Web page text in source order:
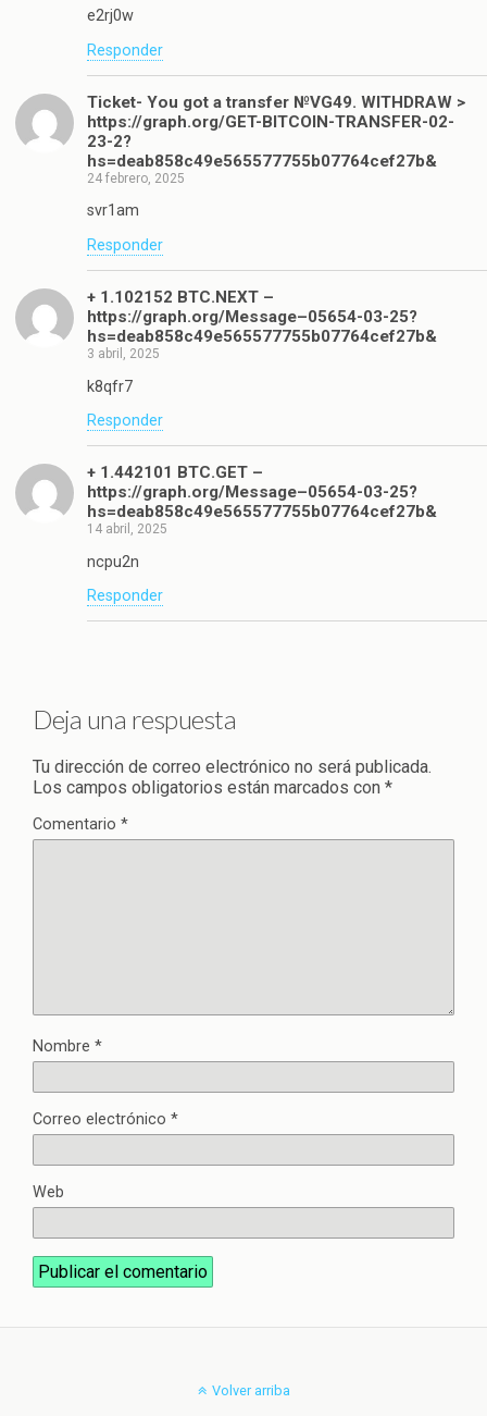
e2rj0w
Responder
Ticket- You got a transfer №VG49. WITHDRAW >
https://graph.org/GET-BITCOIN-TRANSFER-02-
23-2?
hs=deab858c49e565577755b07764cef27b&
24 febrero, 2025
svr1am
Responder
+ 1.102152 BTC.NEXT –
https://graph.org/Message–05654-03-25?
hs=deab858c49e565577755b07764cef27b&
3 abril, 2025
k8qfr7
Responder
+ 1.442101 BTC.GET –
https://graph.org/Message–05654-03-25?
hs=deab858c49e565577755b07764cef27b&
14 abril, 2025
ncpu2n
Responder
Deja una respuesta
Tu dirección de correo electrónico no será publicada.
Los campos obligatorios están marcados con *
Comentario *
Nombre *
Correo electrónico *
Web
Volver arriba